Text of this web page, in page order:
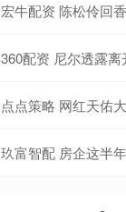
宏牛配资 陈松伶回香港过国庆，
​360配资 尼尔透露离开《
点点策略 网红天佑大婚！
玖富智配 房企这半年：有些